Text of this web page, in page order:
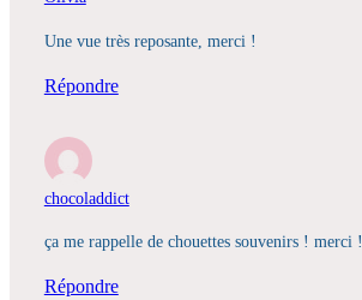
Une vue très reposante, merci !
Répondre
chocoladdict
ça me rappelle de chouettes souvenirs ! merci !
Répondre